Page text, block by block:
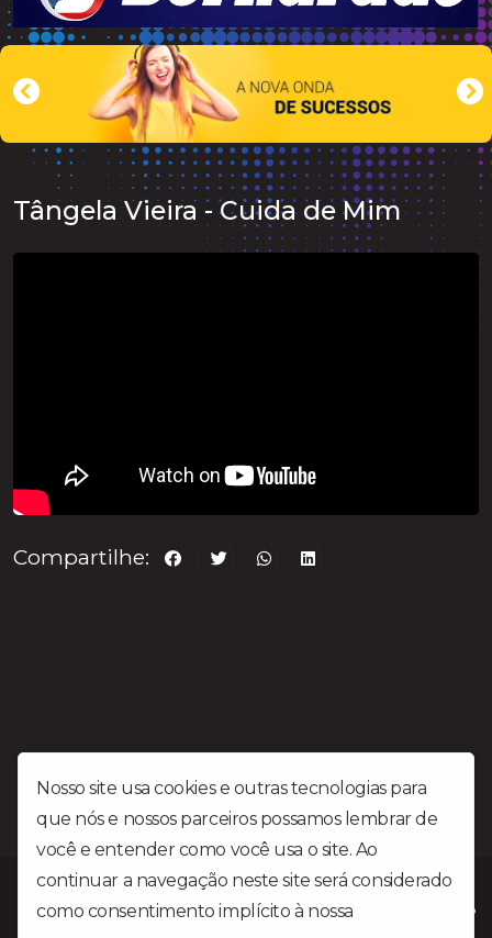
Tângela Vieira - Cuida de Mim
Compartilhe:
Nosso site usa cookies e outras tecnologias para
que nós e nossos parceiros possamos lembrar de
você e entender como você usa o site. Ao
continuar a navegação neste site será considerado
como consentimento implícito à nossa
Rádio Liberdade FM é uma emissora Gospel situada na cidade
de Patrocínio MG no triângulo mineiro a mais de 25 anos levando